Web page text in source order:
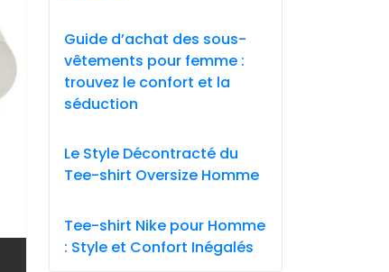
Guide d’achat des sous-
vêtements pour femme :
trouvez le confort et la
séduction
Le Style Décontracté du
Tee-shirt Oversize Homme
Tee-shirt Nike pour Homme
: Style et Confort Inégalés